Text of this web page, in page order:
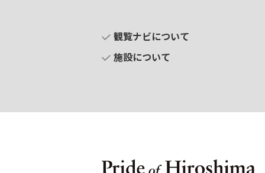
観覧ナビについて
施設について